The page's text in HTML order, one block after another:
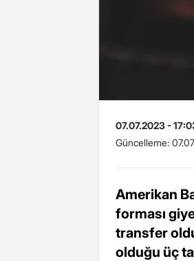
07.07.2023 -
Güncelleme:
Amerikan
forması
transfer
olduğu üç